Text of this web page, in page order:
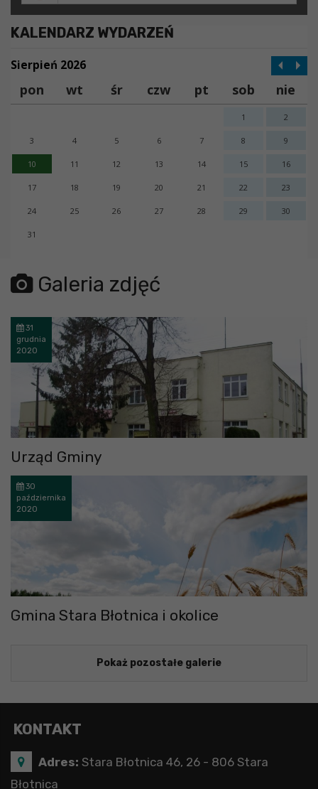
KALENDARZ WYDARZEŃ
Sierpień 2026
pon wt śr czw pt sob nie
1 2
3 4 5 6 7 8 9
10 11 12 13 14 15 16
17 18 19 20 21 22 23
24 25 26 27 28 29 30
31
error getting json:
Galeria zdjęć
31
grudnia
2020
Urząd Gminy
30
października
2020
Gmina Stara Błotnica i okolice
Pokaż pozostałe galerie
KONTAKT
Adres: Stara Błotnica 46, 26 - 806 Stara
Błotnica